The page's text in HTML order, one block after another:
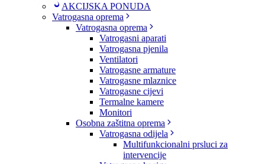
AKCIJSKA PONUDA
Vatrogasna oprema
Vatrogasna oprema
Vatrogasni aparati
Vatrogasna pjenila
Ventilatori
Vatrogasne armature
Vatrogasne mlaznice
Vatrogasne cijevi
Termalne kamere
Monitori
Osobna zaštitna oprema
Vatrogasna odijela
Multifunkcionalni prsluci za
intervencije